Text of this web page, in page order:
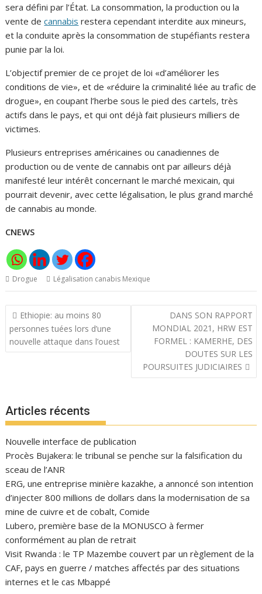
sera défini par l’État. La consommation, la production ou la
vente decannabis restera cependant interdite aux mineurs,
et la conduite après la consommation de stupéfiants restera
punie par la loi.
L’objectif premier de ce projet de loi «d’améliorer les
conditions de vie», et de «réduire la criminalité liée au trafic de
drogue», en coupant l’herbe sous le pied des cartels, très
actifs dans le pays, et qui ont déjà fait plusieurs milliers de
victimes.
Plusieurs entreprises américaines ou canadiennes de
production ou de vente de cannabis ont par ailleurs déjà
manifesté leur intérêt concernant le marché mexicain, qui
pourrait devenir, avec cette légalisation, le plus grand marché
de cannabis au monde.
CNEWS
Drogue Légalisation canabis Mexique
Navigation
de
l’article
Ethiopie: au moins 80
personnes tuées lors d’une
nouvelle attaque dans l’ouest
DANS SON RAPPORT
MONDIAL 2021, HRW EST
FORMEL : KAMERHE, DES
DOUTES SUR LES
POURSUITES JUDICIAIRES
Articles récents
Nouvelle interface de publication
Procès Bujakera: le tribunal se penche sur la falsification du
sceau de l’ANR
ERG, une entreprise minière kazakhe, a annoncé son intention
d’injecter 800 millions de dollars dans la modernisation de sa
mine de cuivre et de cobalt, Comide
Lubero, première base de la MONUSCO à fermer
conformément au plan de retrait
Visit Rwanda : le TP Mazembe couvert par un règlement de la
CAF, pays en guerre / matches affectés par des situations
internes et le cas Mbappé